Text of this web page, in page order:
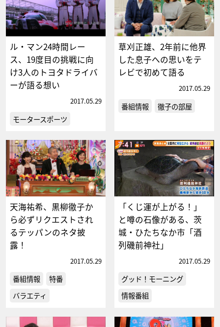
ル・マン24時間レー
ス、19度目の挑戦に向
け3人のトヨタドライバ
ーが語る想い
2017.05.29
モータースポーツ
草刈正雄、2年前に他界
した息子への思いをテ
レビで初めて語る
2017.05.29
番組情報 徹子の部屋
天海祐希、黒柳徹子か
ら必ずリクエストされ
るテッパンのネタ披
露！
2017.05.29
番組情報
特番
バラエティ
「くじ運が上がる！」
と噂の石像がある、茨
城・ひたちなか市「酒
列磯前神社」
2017.05.29
グッド！モーニング
情報番組